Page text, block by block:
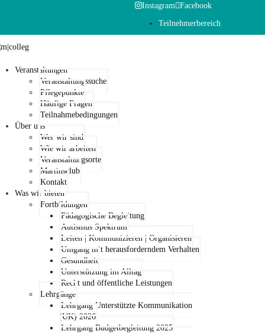
Instagram Facebook
Teilnehmerbereich
Veranstaltungen
Veranstaltungssuche
Pflegepunkte
Häufige Fragen
Teilnahmebedingungen
Über uns
Wer wir sind
Wie wir arbeiten
Veranstaltungsorte
Martinsclub
Kontakt
Was wir bieten
Fortbildungen
Pädagogische Begleitung
Autismus Spektrum
Leiten | Kommunizieren | Organisieren
Umgang mit herausforderndem Verhalten
Gesundheit
Unterstützung im Alltag
Recht und öffentliche Leistungen
Lehrgänge
Lehrgang Unterstützte Kommunikation
(UK) 2026
Lehrgang Budgetbegleitung 2025